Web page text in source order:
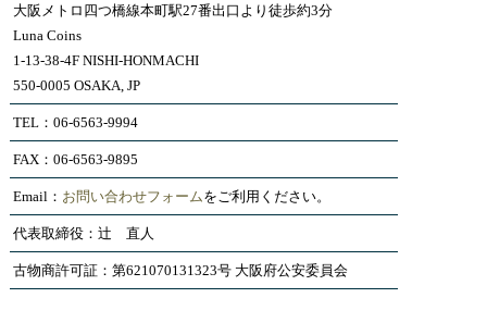
大阪メトロ四つ橋線本町駅27番出口より徒歩約3分
Luna Coins
1-13-38-4F NISHI-HONMACHI
550-0005 OSAKA, JP
TEL：06-6563-9994
FAX：06-6563-9895
Email： お問い合わせフォームをご利用ください。
代表取締役：辻 直人
古物商許可証：第621070131323号 大阪府公安委員会